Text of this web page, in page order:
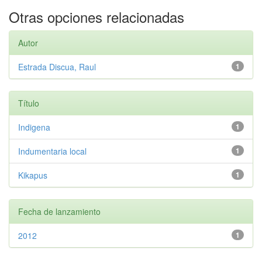
Otras opciones relacionadas
Autor
1
Estrada Discua, Raul
Título
1
Indigena
1
Indumentaria local
1
Kikapus
Fecha de lanzamiento
1
2012